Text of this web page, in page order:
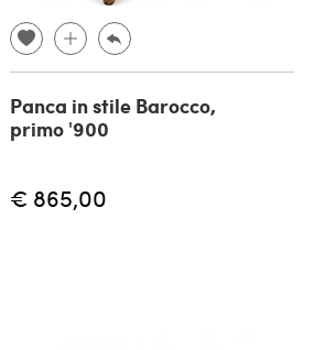
Panca in stile Barocco,
primo '900
€ 865,00